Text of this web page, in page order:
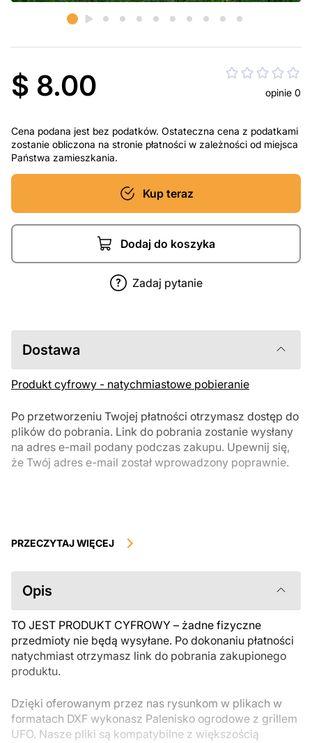
$ 8.00 opinie 0
Cena podana jest bez podatków. Ostateczna cena z podatkami
zostanie obliczona na stronie płatności w zależności od miejsca
Państwa zamieszkania.
Kup teraz
Dodaj do koszyka
Zadaj pytanie
Dostawa
Produkt cyfrowy - natychmiastowe pobieranie
Po przetworzeniu Twojej płatności otrzymasz dostęp do
plików do pobrania. Link do pobrania zostanie wysłany
na adres e-mail podany podczas zakupu. Upewnij się,
że Twój adres e-mail został wprowadzony poprawnie.
podlegają zwrotowi ani wymianie po ich pobraniu. Zalecamy
przed zakupem. Jeśli masz jakiekolwiek problemy z zamówieniem,
skontaktuj się bezpośrednio ze sprzedawcą.
PRZECZYTAJ WIĘCEJ
Opis
TO JEST PRODUKT CYFROWY – żadne fizyczne
przedmioty nie będą wysyłane. Po dokonaniu płatności
natychmiast otrzymasz link do pobrania zakupionego
produktu.
Dzięki oferowanym przez nas rysunkom w plikach w
formatach DXF wykonasz Palenisko ogrodowe z grillem
UFO. Nasze pliki są kompatybilne z większością